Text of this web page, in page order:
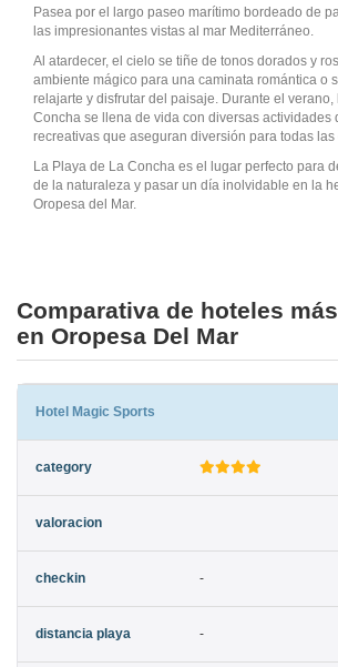
Pasea por el largo paseo marítimo bordeado de
las impresionantes vistas al mar Mediterráneo.
Al atardecer, el cielo se tiñe de tonos dorados y
ambiente mágico para una caminata romántica o
relajarte y disfrutar del paisaje. Durante el verano,
Concha se llena de vida con diversas actividades
recreativas que aseguran diversión para todas las
La Playa de La Concha es el lugar perfecto para
de la naturaleza y pasar un día inolvidable en la
Oropesa del Mar.
Comparativa de hoteles
en Oropesa Del Mar
Hotel Magic Sports
-
-